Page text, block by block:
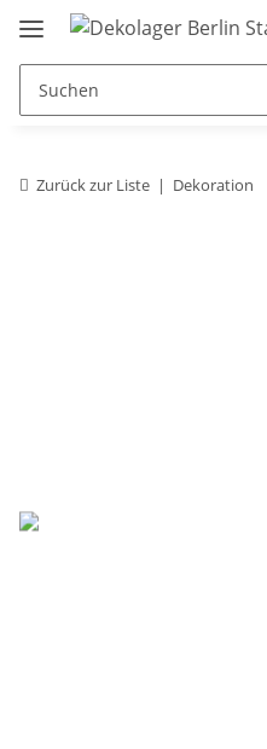
Zurück zur Liste Dekoration